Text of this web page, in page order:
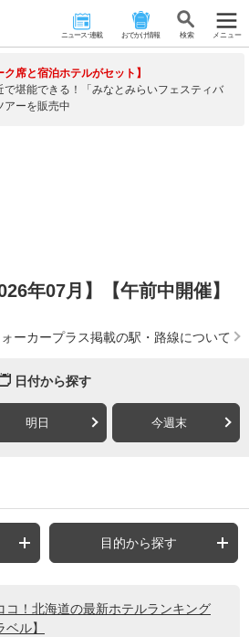
ニュース･連載 おでかけ情報 検 索 メニュー
ク席と宿泊ホテルがセット】
で堪能できる！「みなとみらいフェスティバ
アーを販売中
年07月】【午前中開催】
ーカープラス掲載の駅・路線について
日付から探す
明日 今週末
目的から探す
コ！北海道の最新ホテルランキング
ベル】